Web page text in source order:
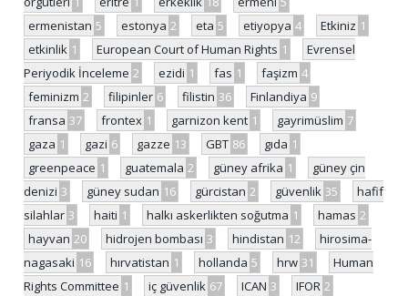
ermenistan 5 estonya 2 eta 5 etiyopya 4 Etkiniz 1
etkinlik 1 European Court of Human Rights 1
Evrensel
Periyodik İnceleme 2 ezidi 1 fas 1 faşizm 4
feminizm 2 filipinler 6 filistin 36 Finlandiya 9
fransa 37 frontex 1 garnizon kent 1 gayrimüslim 7
gaza 1 gazi 6 gazze 13 GBT 86 gıda 1
greenpeace 1 guatemala 2 güney afrika 1
güney çin
denizi 3 güney sudan 16 gürcistan 2 güvenlik 35
hafif
silahlar 3 haiti 1 halkı askerlikten soğutma 1 hamas 2
hayvan 20 hidrojen bombası 3 hindistan 12
hirosima-
nagasaki 16 hırvatistan 1 hollanda 5 hrw 31
Human
Rights Committee 1 iç güvenlik 67 ICAN 3 IFOR 2